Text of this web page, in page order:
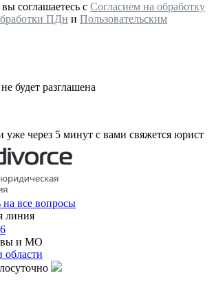
соглашаетесь с Согласием на обработку
ПДн и Пользовательским
будет разглашена
уже через 5 минут с вами свяжется юрист
все вопросы
линия
и МО